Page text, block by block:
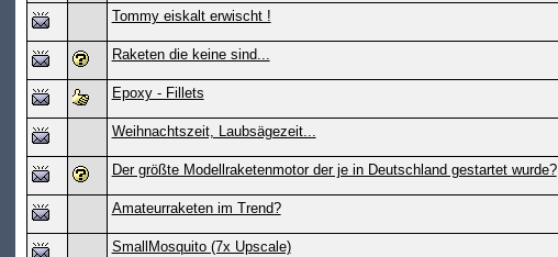
Tommy eiskalt erwischt !
Raketen die keine sind...
Epoxy - Fillets
Weihnachtszeit, Laubsägezeit...
Der größte Modellraketenmotor der je in Deutschland gestartet wurde?
Amateurraketen im Trend?
SmallMosquito (7x Upscale)